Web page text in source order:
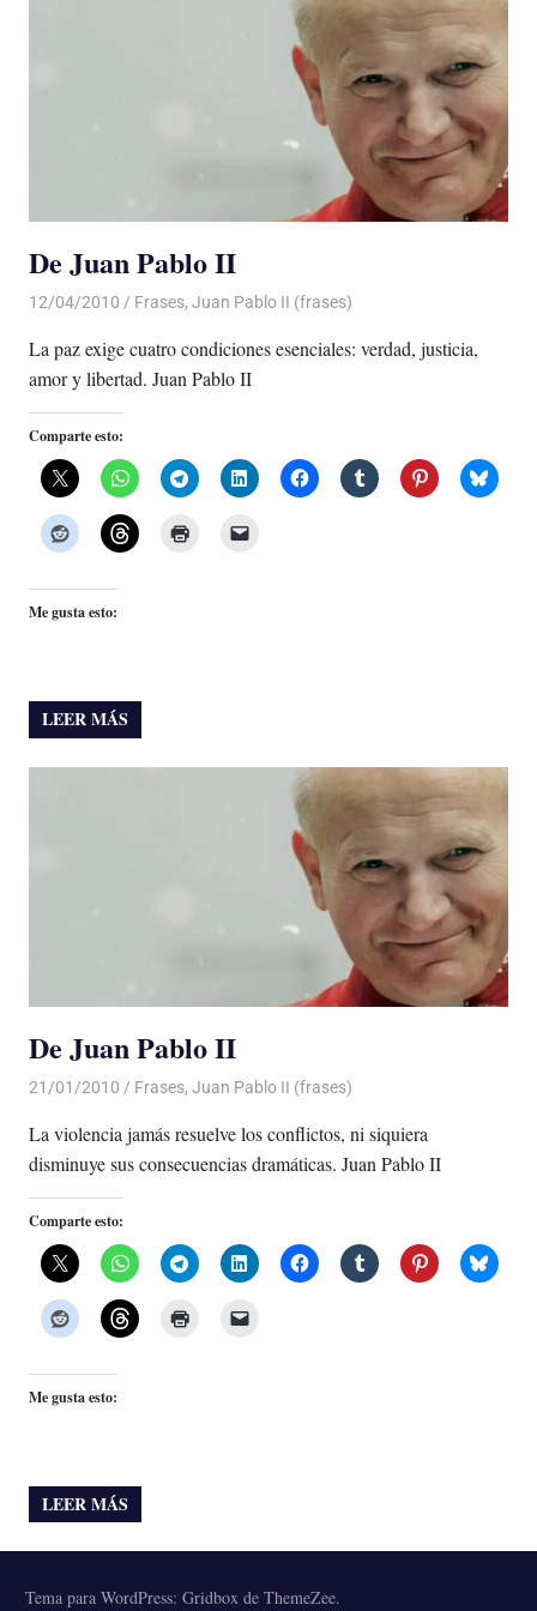
De Juan Pablo II
12/04/2010 Luis Castellanos
Frases, Juan Pablo II (frases)
La paz exige cuatro condiciones esenciales: verdad, justicia,
amor y libertad. Juan Pablo II
Comparte esto:
Me gusta esto:
LEER MÁS
De Juan Pablo II
21/01/2010 Luis Castellanos
Frases, Juan Pablo II (frases)
La violencia jamás resuelve los conflictos, ni siquiera
disminuye sus consecuencias dramáticas. Juan Pablo II
Comparte esto:
Me gusta esto:
LEER MÁS
Tema para WordPress: Gridbox de ThemeZee.